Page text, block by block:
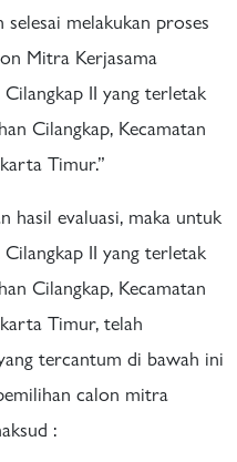
selesai melakukan proses
Mitra Kerjasama
II yang terletak
Cilangkap, Kecamatan
Timur.”
hasil evaluasi, maka untuk
II yang terletak
Cilangkap, Kecamatan
Timur, telah
tercantum di bawah ini
calon mitra
: